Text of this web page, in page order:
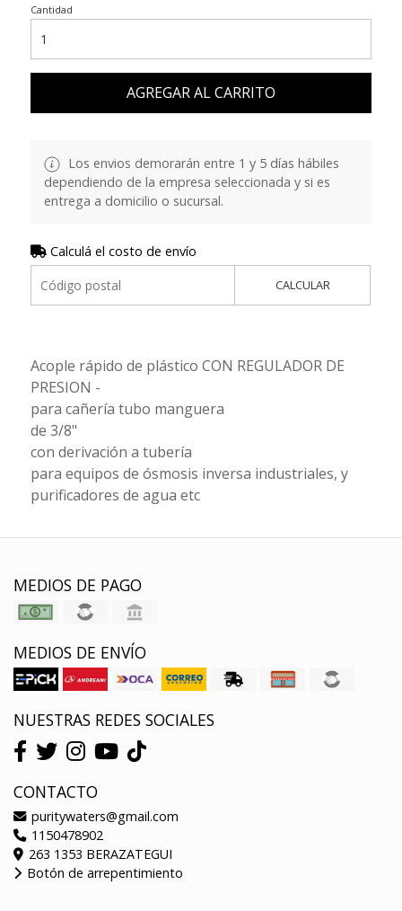
Cantidad
AGREGAR AL CARRITO
Los envios demorarán entre 1 y 5 días hábiles
dependiendo de la empresa seleccionada y si es
entrega a domicilio o sucursal.
Calculá el costo de envío
CALCULAR
Acople rápido de plástico CON REGULADOR DE
PRESION -
para cañería tubo manguera
de 3/8"
con derivación a tubería
para equipos de ósmosis inversa industriales, y
purificadores de agua etc
MEDIOS DE PAGO
MEDIOS DE ENVÍO
NUESTRAS REDES SOCIALES
CONTACTO
puritywaters@gmail.com
1150478902
263 1353 BERAZATEGUI
Botón de arrepentimiento